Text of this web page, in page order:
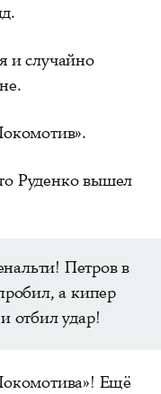
и случайно
Руденко вышел
Петров в
а кипер
отбил удар!
Ещё